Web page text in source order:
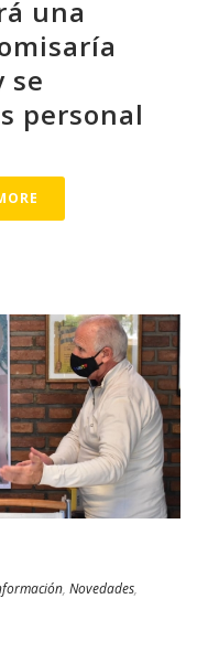
una
se
personal
, Novedades,